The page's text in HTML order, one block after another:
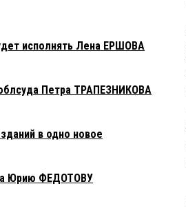
исполнять Лена ЕРШОВА
Петра ТРАПЕЗНИКОВА
в одно новое
Юрию ФЕДОТОВУ